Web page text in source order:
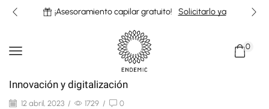
¡Asesoramiento capilar gratuito! Solicitarlo ya
0
Innovación y digitalización
12 abril, 2023 / 1729 / 0